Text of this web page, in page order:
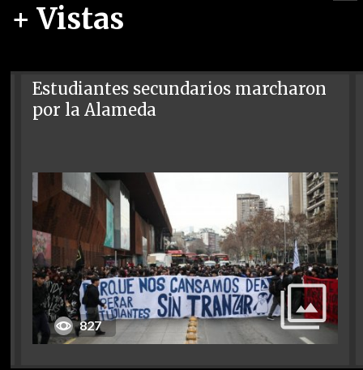
+ Vistas
Estudiantes secundarios marcharon
por la Alameda
827